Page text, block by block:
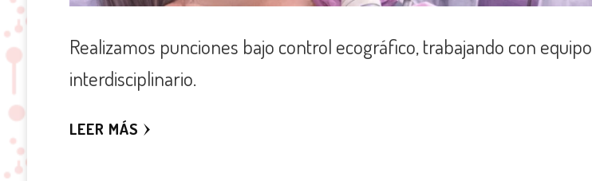
Realizamos punciones bajo control ecográfico, trabajando con equipo
interdisciplinario.
LEER MÁS